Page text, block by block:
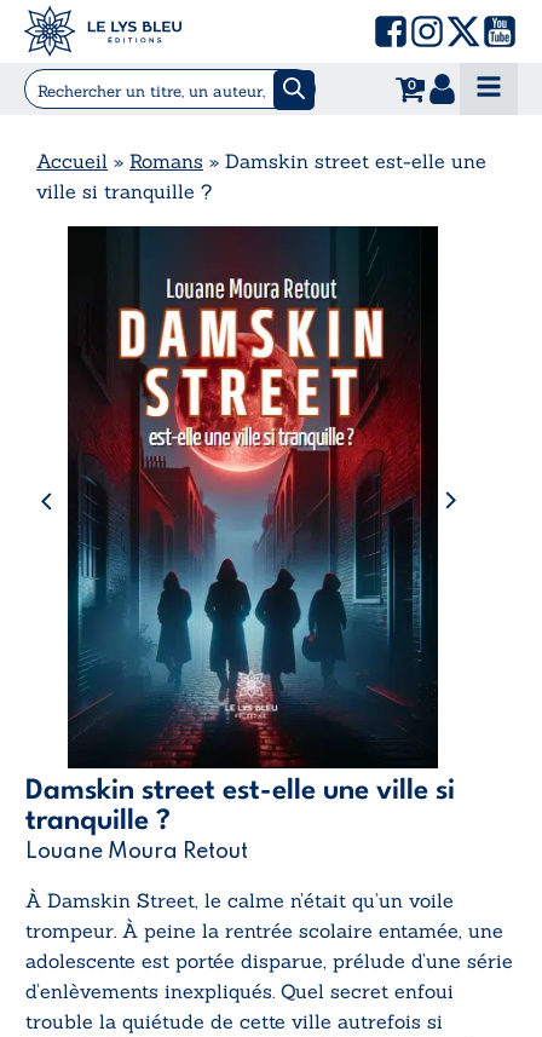
0
Accueil » Romans » Damskin street est-elle une
ville si tranquille ?
Damskin street est-elle une ville si
tranquille ?
Louane Moura Retout
À Damskin Street, le calme n’était qu’un voile
trompeur. À peine la rentrée scolaire entamée, une
adolescente est portée disparue, prélude d’une série
d’enlèvements inexpliqués. Quel secret enfoui
trouble la quiétude de cette ville autrefois si